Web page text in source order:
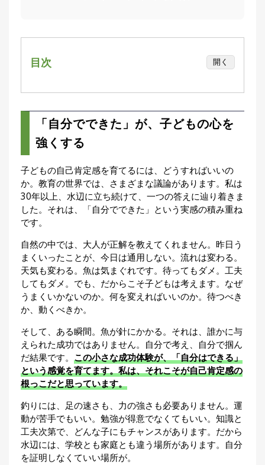
目次 開く
失ったのだろう。
元滋賀県知事・嘉田由紀子さんは言いまし
た。「子どもを、プログラム化されていない
世界へ放とう」
「最高の人生でした」と笑顔で言った先輩
この本は、「釣りの本」ではありません
「自分でできた」が、子どもの心を
強くする
子どもの自己肯定感を育てるには、どうすればいいの
か。教育の世界では、さまざまな議論があります。私は
30年以上、水辺に立ち続けて、一つの答えに辿り着きま
した。それは、「自分でできた」という実感の積み重ね
です。
自然の中では、大人が正解を教えてくれません。昨日う
まくいったことが、今日は通用しない。流れは変わる。
天気も変わる。魚は気まぐれです。待ってもダメ。工夫
してもダメ。でも、だからこそ子どもは考えます。なぜ
うまくいかないのか。何を変えればいいのか。待つべき
か、動くべきか。
そして、ある瞬間。魚が針にかかる。それは、誰かに与
えられた成功ではありません。自分で考え、自分で掴ん
だ結果です。 この小さな成功体験が、「自分はできる」
という感覚を育てます。私は、それこそが自己肯定感の
根っこだと思っています。
釣りには、足の速さも、力の強さも必要ありません。運
動が苦手でもいい。勉強が得意でなくてもいい。知識と
工夫次第で、どんな子にもチャンスがあります。だから
水辺には、学校とも家庭とも違う場所があります。自分
を証明しなくていい場所が。
グ
問
い
合
わ
せ